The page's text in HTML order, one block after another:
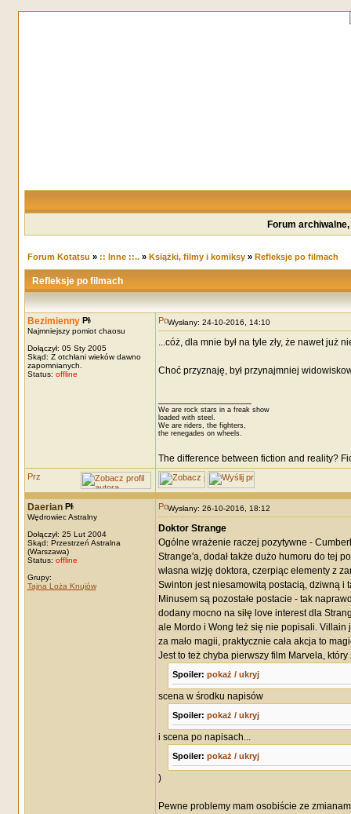
Forum
Forum Kotatsu » :: Inne ::..» Książki, filmy i komiksy» Refleksje po filmach
Refleksje po filmach
Bezimienny
Najmniejszy pomiot chaosu
Dołączył: 05 Sty 2005
Skąd: Z otchłani wieków dawno
zapomnianych.
Status: offline
Wysłany: 24-10-2016, 14:10
...cóż, dla mnie był na tyle zły, że nawet już
Choć przyznaję, był przynajmniej
We are rock stars in a freak show
loaded with steel.
We are riders, the fighters,
the renegades on wheels.
The difference between fiction and reality?
Daerian
Wędrowiec Astralny
Dołączył: 25 Lut 2004
Skąd: Przestrzeń Astralna
(Warszawa)
Status: offline
Grupy:
Tajna Loża Knujów
Wysłany: 26-10-2016, 18:12
Doktor Strange
Ogólne wrażenie raczej pozytywne -
Strange'a, dodał także dużo humoru do tej
własna wizję doktora, czerpiąc elementy z
Swinton jest niesamowitą postacią, dziwną i
Minusem są pozostałe postacie - tak
dodany mocno na siłę love interest dla
ale Mordo i Wong też się nie popisali. Villain
za mało magii, praktycznie cała akcja to
Jest to też chyba pierwszy film Marvela,
Spoiler: pokaż / ukryj
scena w środku napisów
Spoiler: pokaż / ukryj
i scena po napisach...
Spoiler: pokaż / ukryj
)
Pewne problemy mam osobiście ze